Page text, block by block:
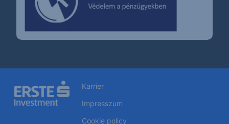
Karrier
Impresszum
Cookie policy